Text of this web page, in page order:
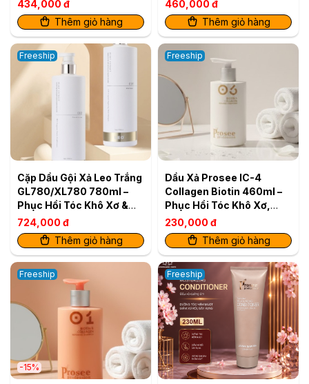
Chuẩn Salon Xuất bản
Bán lẻ
434,000 đ
Thêm giỏ hàng
460,000 đ
Thêm giỏ hàng
Freeship
Cặp Dầu Gội Xả Leo Trắng
GL780/XL780 780ml –
Phục Hồi Tóc Khô Xơ &
Tăng Độ Bóng Mượt
724,000 đ
Thêm giỏ hàng
Freeship
Dầu Xả Prosee IC-4
Collagen Biotin 460ml –
Phục Hồi Tóc Khô Xơ,
Giảm Gãy Rụng
230,000 đ
Thêm giỏ hàng
Freeship
-15%
Freeship